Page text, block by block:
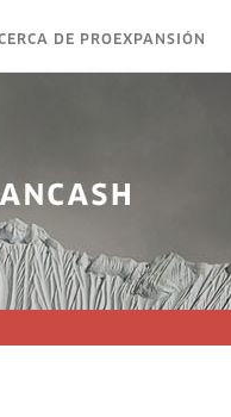
DE PROEXPANSIÓN